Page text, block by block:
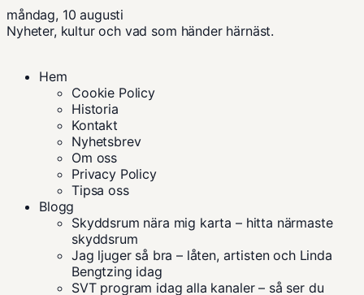
måndag, 10 augusti
Nyheter, kultur och vad som händer härnäst.
Hem
Cookie Policy
Historia
Kontakt
Nyhetsbrev
Om oss
Privacy Policy
Tipsa oss
Blogg
Skyddsrum nära mig karta – hitta närmaste
skyddsrum
Jag ljuger så bra – låten, artisten och Linda
Bengtzing idag
SVT program idag alla kanaler – så ser du